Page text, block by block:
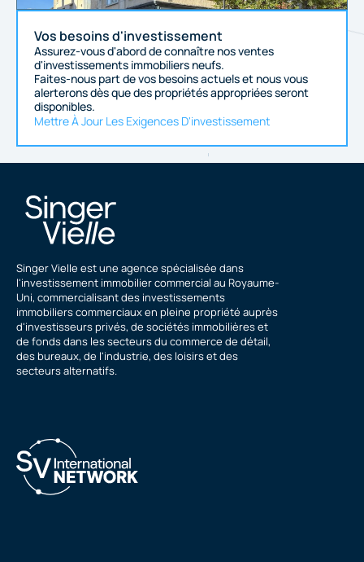
Vos besoins d'investissement
Assurez-vous d'abord de connaître nos ventes
d'investissements immobiliers neufs.
Faites-nous part de vos besoins actuels et nous vous
alerterons dès que des propriétés appropriées seront
disponibles.
Mettre À Jour Les Exigences D'investissement
Singer Vielle est une agence spécialisée dans
l'investissement immobilier commercial au Royaume-
Uni, commercialisant des investissements
immobiliers commerciaux en pleine propriété auprès
d'investisseurs privés, de sociétés immobilières et
de fonds dans les secteurs du commerce de détail,
des bureaux, de l'industrie, des loisirs et des
secteurs alternatifs.